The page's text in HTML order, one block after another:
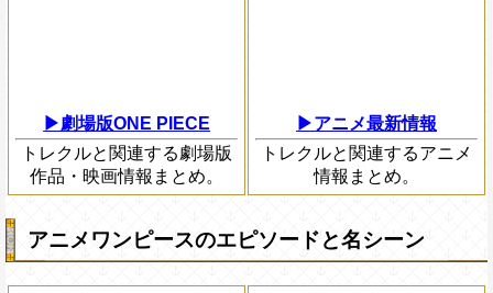
▶劇場版ONE PIECE
トレクルと関連する劇場版
作品・映画情報まとめ。
▶アニメ最新情報
トレクルと関連するアニメ
情報まとめ。
アニメワンピースのエピソードと名シーン